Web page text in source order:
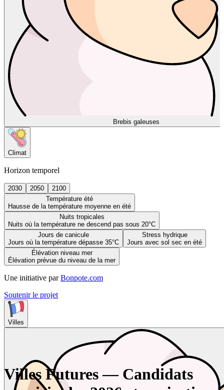
Brebis galeuses
Climat
Horizon temporel
2030 2050
2100
Température été
Hausse de la température moyenne en été
Nuits tropicales
Nuits où la température ne descend pas sous 20°C
Jours de canicule
Jours où la température dépasse 35°C
Stress hydrique
Jours avec sol sec en été
Élévation niveau mer
Élévation prévue du niveau de la mer
Une initiative par Bonpote.com
Soutenir le projet
Villes
Villes Futures — Candidats